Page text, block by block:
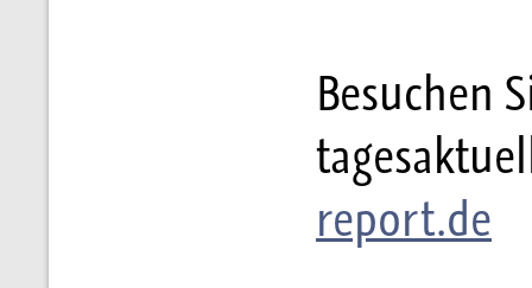
Besuchen
report.de